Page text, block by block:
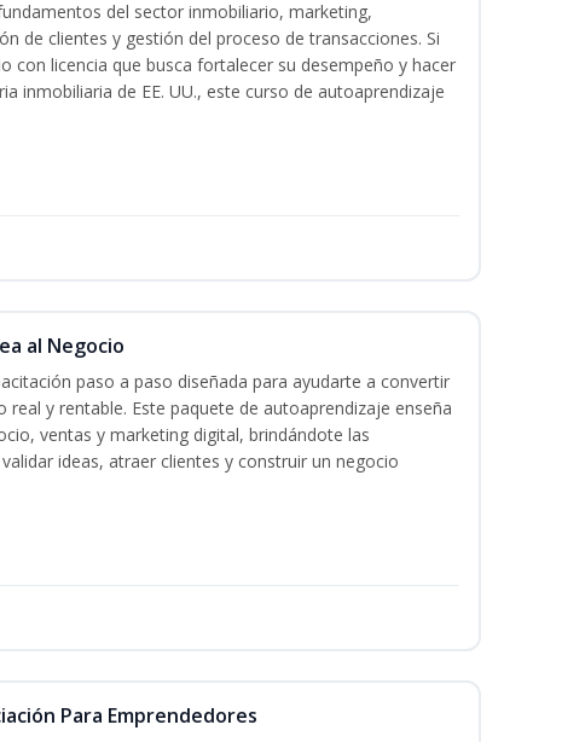
del sector inmobiliario, marketing,
de clientes y gestión del proceso de transacciones. Si
con licencia que busca fortalecer su desempeño y hacer
inmobiliaria de EE. UU., este curso de autoaprendizaje
al Negocio
paso a paso diseñada para ayudarte a convertir
real y rentable. Este paquete de autoaprendizaje enseña
ventas y marketing digital, brindándote las
ideas, atraer clientes y construir un negocio
Para Emprendedores